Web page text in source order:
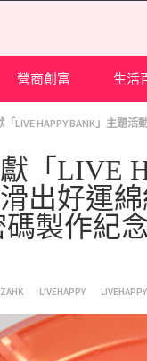
營商創富 生活
LIVE HAPPY BANK」主題
「LIVE
出好運
製作紀
LIVEHAPPY